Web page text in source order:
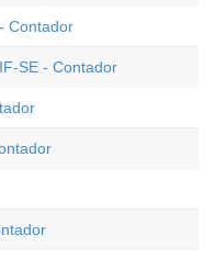
Contador
SE - Contador